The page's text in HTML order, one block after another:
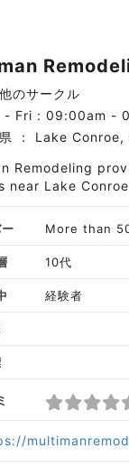
のサークル
- Fri : 09:00am -
： Lake Conroe,
Remodeling
near Lake
More than
10代
経験者